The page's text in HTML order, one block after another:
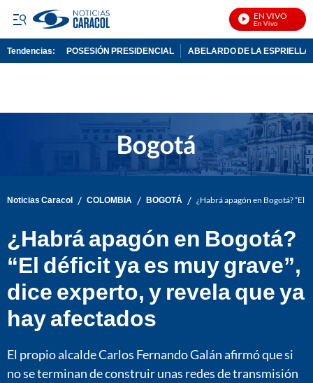
EN VIVO
Tendencias: POSESIÓN PRESIDENCIAL ABELARDO DE LA ESPRIELLA
Noticias Caracol / COLOMBIA / BOGOTÁ / ¿Habrá apagón en Bogotá? “El
¿Habrá apagón en Bogotá?
“El déficit ya es muy grave”,
dice experto, y revela que ya
hay afectados
El propio alcalde Carlos Fernando Galán afirmó que si
no se terminan de construir unas redes de transmisión